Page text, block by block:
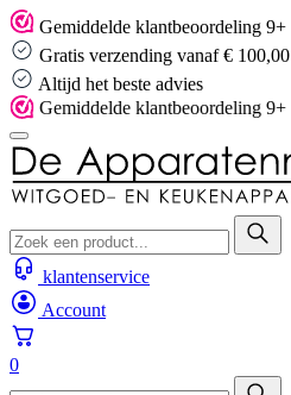
Skip
to
content
Gemiddelde klantbeoordeling 9+
Gratis verzending vanaf € 100,00
Altijd het beste advies
Gemiddelde klantbeoordeling 9+
klantenservice
Account
0